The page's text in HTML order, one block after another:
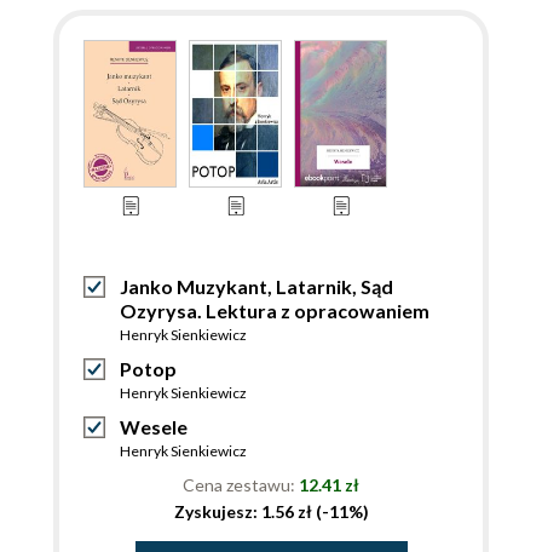
Janko Muzykant, Latarnik, Sąd
Ozyrysa. Lektura z opracowaniem
Henryk Sienkiewicz
Potop
Henryk Sienkiewicz
Wesele
Henryk Sienkiewicz
Cena zestawu: 12.41 zł
Zyskujesz: 1.56 zł (-11%)